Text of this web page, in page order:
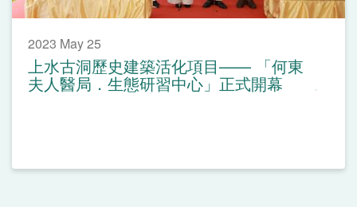
2023 May 25
上水古洞歷史建築活化項目—— 「何東
夫人醫局．生態研習中心」正式開幕